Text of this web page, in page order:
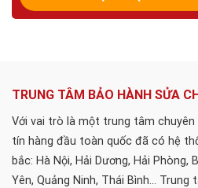
TRUNG TÂM BẢO HÀNH SỬA
Với vai trò là một trung tâm
tín hàng đầu toàn quốc đã có hệ
bắc: Hà Nội, Hải Dương, Hải Phòng,
Yên, Quảng Ninh, Thái Bình...